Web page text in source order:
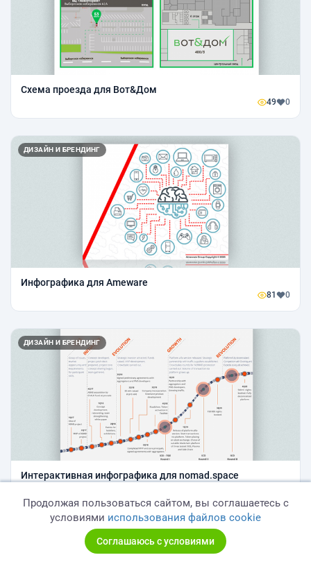
Схема проезда для Вот&Дом
49 0
ДИЗАЙН И БРЕНДИНГ
Инфографика для Ameware
81 0
ДИЗАЙН И БРЕНДИНГ
Интерактивная инфографика для nomad.space
ДИЗАЙН И БРЕНДИНГ
Продолжая пользоваться сайтом, вы соглашаетесь с
условиями использования файлов cookie
Соглашаюсь с условиями